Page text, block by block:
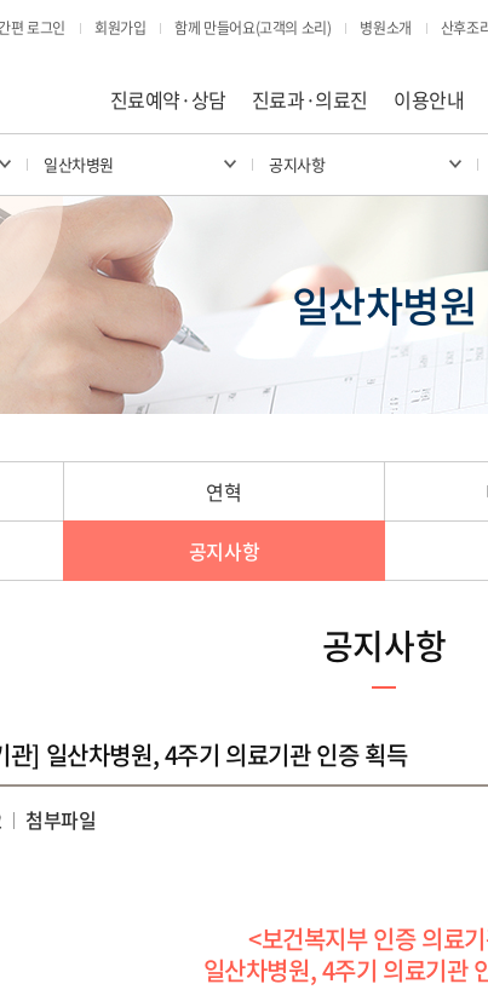
간편 로그인 회원가입 함께 만들어요(고객의 소리) 병원소개 산후조
진료예약·상담 진료과·의료진 이용안내
일산차병원 공지사항
일산차병원
연혁
공지사항
공지사항
관] 일산차병원, 4주기 의료기관 인증 획득
첨부파일
<보건복지부 인증 의료
일산차병원, 4주기 의료기관